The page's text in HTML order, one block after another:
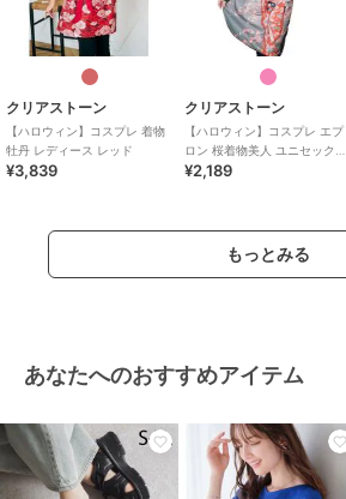
クリアストーン
【ハロウィン】コスプレ 着物
牡丹 レディース レッド
¥3,839
クリアストーン
【ハロウィン】コスプレ エプ
ロン 桜着物美人 ユニセックス
ピンク
¥2,189
もっとみる
あなたへのおすすめアイテム